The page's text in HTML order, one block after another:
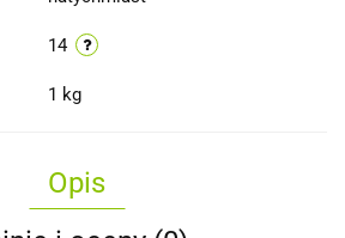
14
1 kg
Opis